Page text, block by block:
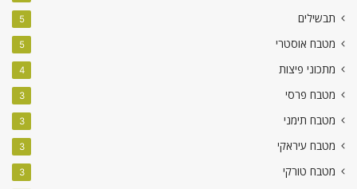
תבשילים 5
מטבח אוסטרי 5
מתכוני פיצות 4
מטבח פרסי 3
מטבח תימני 3
מטבח עיראקי 3
מטבח טורקי 3